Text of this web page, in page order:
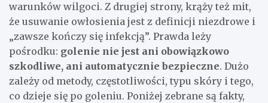
warunków wilgoci. Z drugiej strony, krąży też mit,
że usuwanie owłosienia jest z definicji niezdrowe i
„zawsze kończy się infekcją”. Prawda leży
pośrodku: golenie nie jest ani obowiązkowo
szkodliwe, ani automatycznie bezpieczne. Dużo
zależy od metody, częstotliwości, typu skóry i tego,
co dzieje się po goleniu. Poniżej zebrane są fakty,